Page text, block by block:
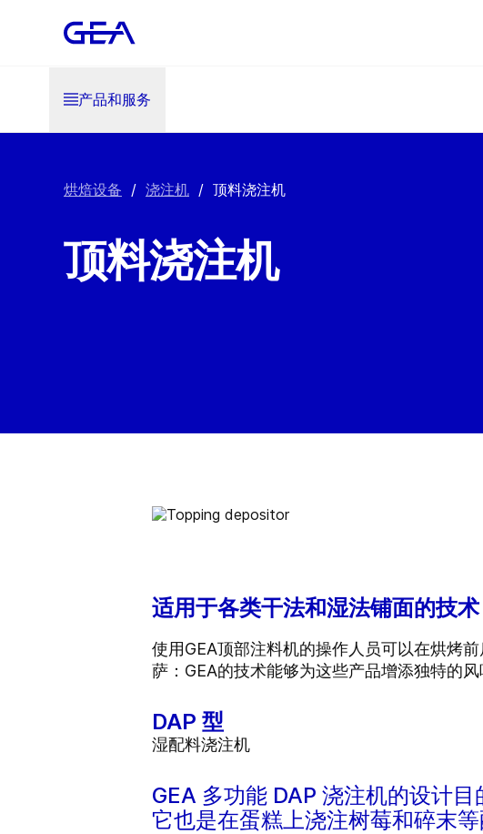
产品和服务
烘焙设备 / 浇注机 / 顶料浇注机
顶料浇注机
适用于各类干法和湿法铺面的技术
使用GEA顶部注料机的操作人员可以在烘烤
萨：GEA的技术能够为这些产品增添独特的风
DAP 型
湿配料浇注机
GEA 多功能 DAP 浇注机的设计
它也是在蛋糕上浇注树莓和碎末等